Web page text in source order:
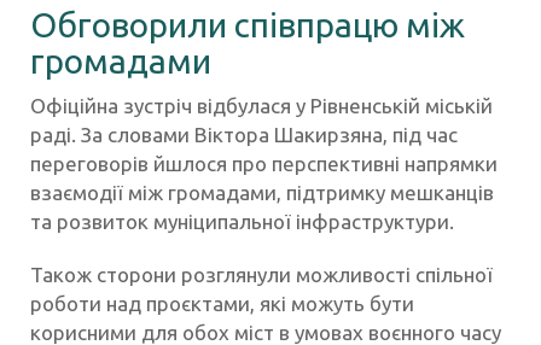
Обговорили співпрацю між
громадами
Офіційна зустріч відбулася у Рівненській міській
раді. За словами Віктора Шакирзяна, під час
переговорів йшлося про перспективні напрямки
взаємодії між громадами, підтримку мешканців
та розвиток муніципальної інфраструктури.
Також сторони розглянули можливості спільної
роботи над проєктами, які можуть бути
корисними для обох міст в умовах воєнного часу